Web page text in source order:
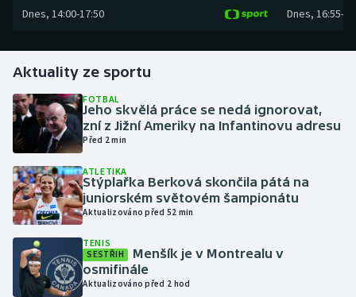
Futsal
Gymnastika
Házená
Jezdectví
Judo
Krasobruslení
Lezení
Dnes, 14:00-17:50 Dnes, 16:55-
Aktuality ze sportu
FOTBAL
Jeho skvělá práce se nedá ignorovat,
zní z Jižní Ameriky na Infantinovu adresu
Před 2 min
ATLETIKA
Stýplařka Berková skončila pátá na
juniorském světovém šampionátu
Aktualizováno před 52 min
TENIS
SESTŘIH
Menšík je v Montrealu v
osmifinále
Aktualizováno před 2 hod